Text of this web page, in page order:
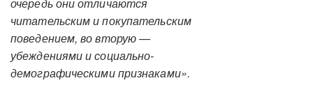
читательским и покупательским
поведением, во вторую —
убеждениями и социально-
демографическими признаками».